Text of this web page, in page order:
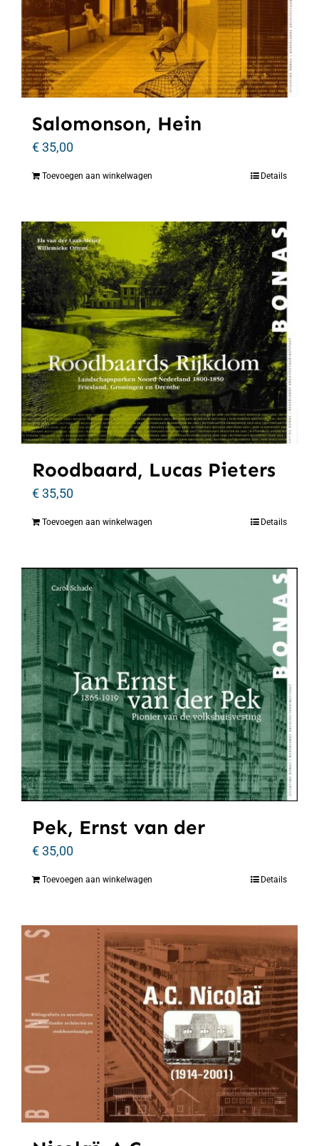
Salomonson, Hein
€35,00
Toevoegen aan winkelwagen Details
Roodbaard, Lucas Pieters
€35,50
Toevoegen aan winkelwagen Details
Pek, Ernst van der
€35,00
Toevoegen aan winkelwagen Details